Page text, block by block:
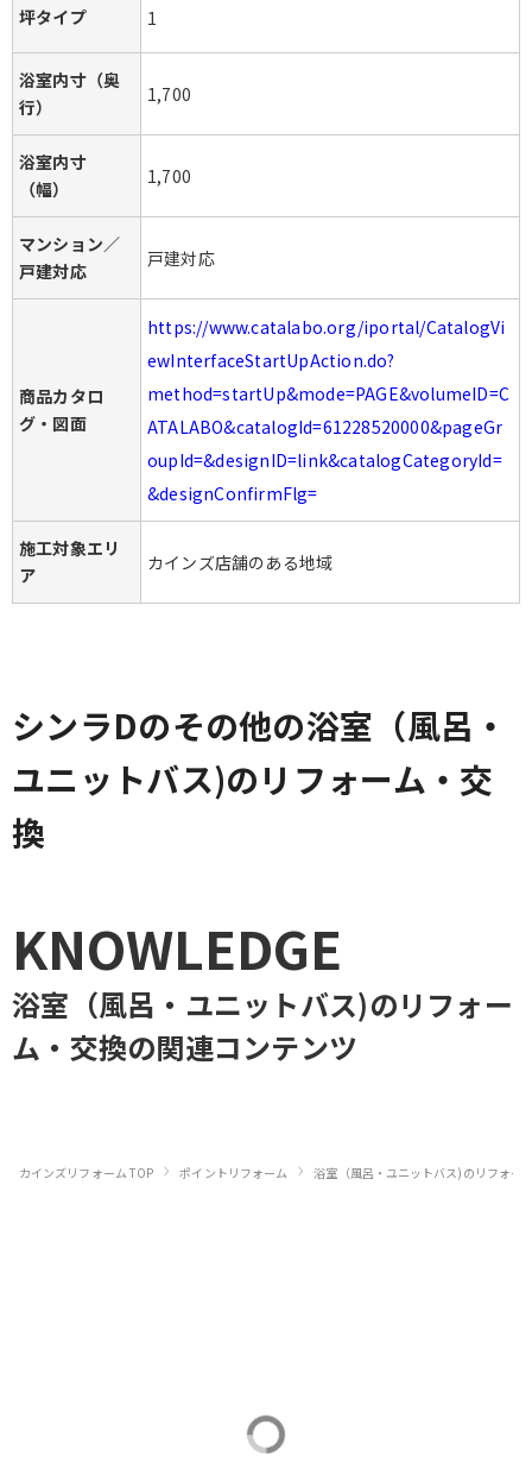
坪タイプ 1
浴室内寸（奥
行）
1,700
浴室内寸
（幅）
1,700
マンション／
戸建対応
戸建対応
商品カタロ
グ・図面
https://www.catalabo.org/iportal/CatalogVi
ewInterfaceStartUpAction.do?
method=startUp&mode=PAGE&volumeID=C
ATALABO&catalogId=61228520000&pageGr
oupId=&designID=link&catalogCategoryId=
&designConfirmFlg=
施工対象エリ
ア
カインズ店舗のある地域
シンラDのその他の浴室（風呂・
ユニットバス)のリフォーム・交
換
KNOWLEDGE
浴室（風呂・ユニットバス)のリフォー
ム・交換の関連コンテンツ
カインズリフォーム TOP › ポイントリフォーム › 浴室（風呂・ユニットバス)のリフォー